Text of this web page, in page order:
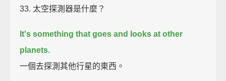
33. 太空探測器是什麼？
It's something that goes and looks at other
planets.
一個去探測其他行星的東西。